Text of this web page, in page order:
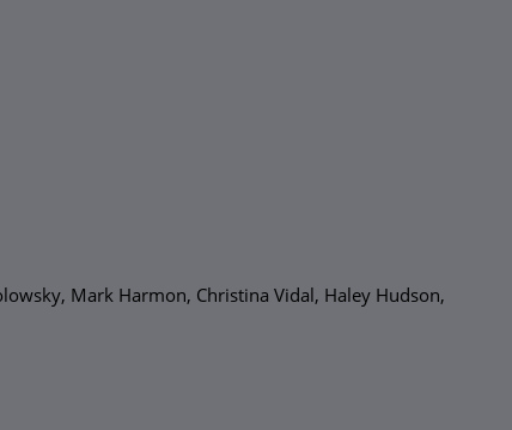
Mark Harmon, Christina Vidal, Haley Hudson,